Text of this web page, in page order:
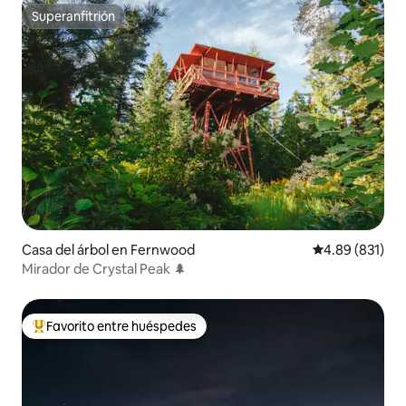
Superanfitrión
Superanfitrión
Casa del árbol en Fernwood Calificación
4.89 (831)
Mirador de Crystal Peak 🌲
Favorito entre huéspedes preferido
Favorito entre huéspedes